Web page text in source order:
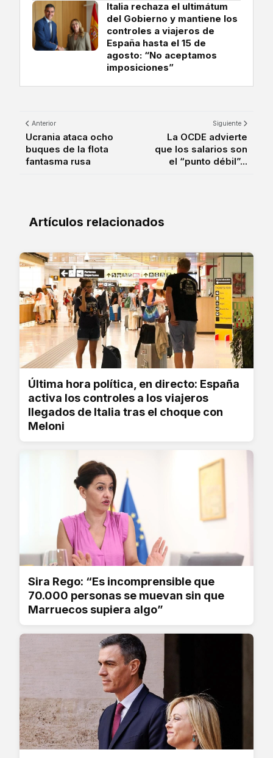
Italia rechaza el ultimátum
del Gobierno y mantiene los
controles a viajeros de
España hasta el 15 de
agosto: “No aceptamos
imposiciones”
Anterior
Ucrania ataca ocho
buques de la flota
fantasma rusa
Siguiente
La OCDE advierte
que los salarios son
el “punto débil”...
Artículos relacionados
Última hora política, en directo: España
activa los controles a los viajeros
llegados de Italia tras el choque con
Meloni
Sira Rego: “Es incomprensible que
70.000 personas se muevan sin que
Marruecos supiera algo”